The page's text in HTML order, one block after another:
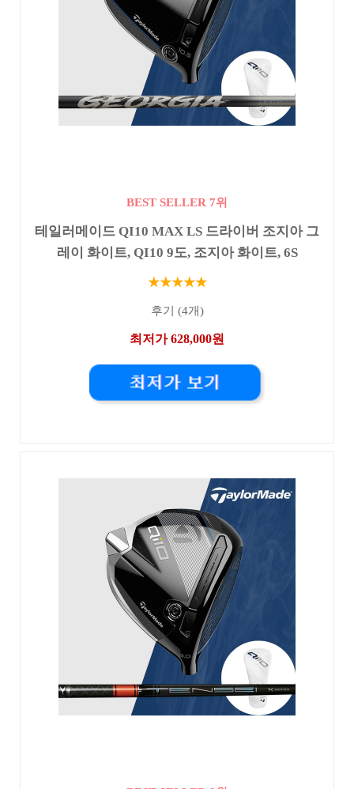
BEST SELLER 7위
테일러메이드 QI10 MAX LS 드라이버 조지아 그
레이 화이트, QI10 9도, 조지아 화이트, 6S
★★★★★
후기 (4개)
최저가 628,000원